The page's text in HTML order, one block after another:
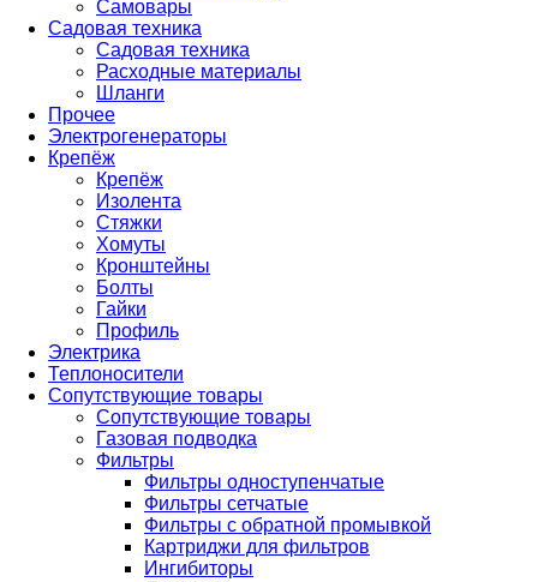
Самовары
Садовая техника
Садовая техника
Расходные материалы
Шланги
Прочее
Электрогенераторы
Крепёж
Крепёж
Изолента
Стяжки
Хомуты
Кронштейны
Болты
Гайки
Профиль
Электрика
Теплоносители
Сопутствующие товары
Сопутствующие товары
Газовая подводка
Фильтры
Фильтры одноступенчатые
Фильтры сетчатые
Фильтры с обратной промывкой
Картриджи для фильтров
Ингибиторы